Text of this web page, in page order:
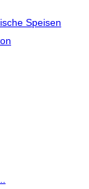
Speisen